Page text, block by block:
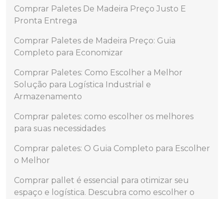
Comprar Paletes De Madeira Preço Justo E
Pronta Entrega
Comprar Paletes de Madeira Preço: Guia
Completo para Economizar
Comprar Paletes: Como Escolher a Melhor
Solução para Logística Industrial e
Armazenamento
Comprar paletes: como escolher os melhores
para suas necessidades
Comprar paletes: O Guia Completo para Escolher
o Melhor
Comprar pallet é essencial para otimizar seu
espaço e logística. Descubra como escolher o